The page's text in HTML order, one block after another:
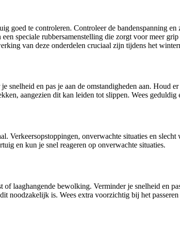
goed te controleren. Controleer de bandenspanning
speciale rubbersamenstelling die zorgt voor meer
van deze onderdelen cruciaal zijn tijdens het
snelheid en pas je aan de omstandigheden aan. Houd
aangezien dit kan leiden tot slippen. Wees
Verkeersopstoppingen, onverwachte situaties en
en kun je snel reageren op onverwachte situaties.
laaghangende bewolking. Verminder je snelheid en
noodzakelijk is. Wees extra voorzichtig bij het